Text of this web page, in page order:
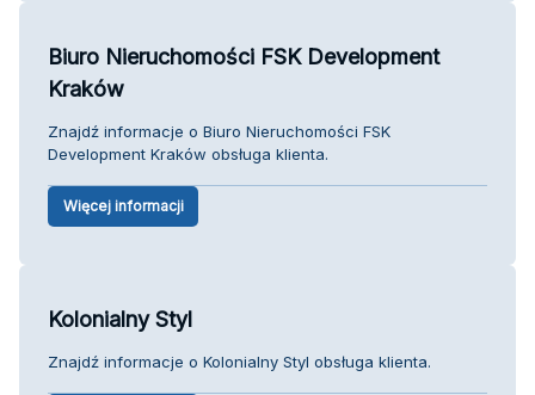
Biuro Nieruchomości FSK Development
Kraków
Znajdź informacje o Biuro Nieruchomości FSK
Development Kraków obsługa klienta.
Więcej informacji
Kolonialny Styl
Znajdź informacje o Kolonialny Styl obsługa klienta.